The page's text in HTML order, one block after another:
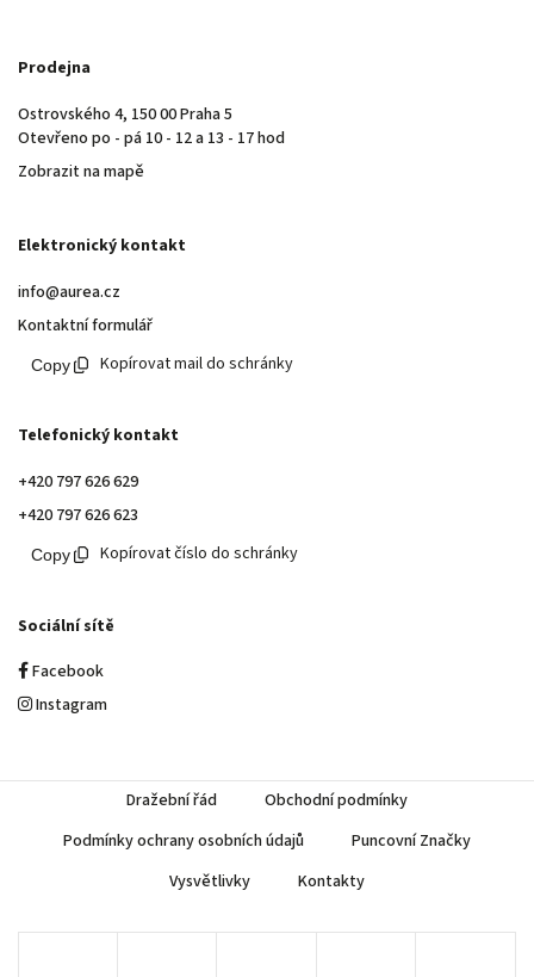
Prodejna
Ostrovského 4, 150 00 Praha 5
Otevřeno po - pá 10 - 12 a 13 - 17 hod
Zobrazit na mapě
Elektronický kontakt
info@aurea.cz
Kontaktní formulář
Kopírovat mail do schránky
Telefonický kontakt
+420 797 626 629
+420 797 626 623
Kopírovat číslo do schránky
Sociální sítě
Facebook
Instagram
Dražební řád
Obchodní podmínky
Podmínky ochrany osobních údajů
Puncovní Značky
Vysvětlivky
Kontakty